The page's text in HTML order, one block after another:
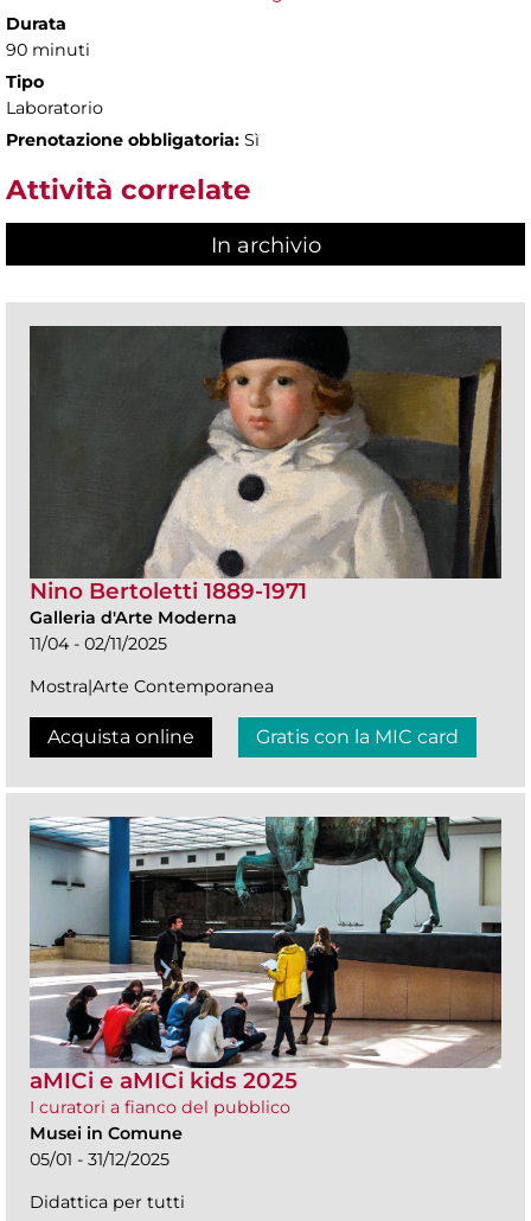
Durata
90 minuti
Tipo
Laboratorio
Prenotazione obbligatoria: Sì
Attività correlate
In archivio
Nino Bertoletti 1889-1971
Galleria d'Arte Moderna
11/04 - 02/11/2025
Mostra|Arte Contemporanea
Acquista online Gratis con la MIC card
aMICi e aMICi kids 2025
I curatori a fianco del pubblico
Musei in Comune
05/01 - 31/12/2025
Didattica per tutti